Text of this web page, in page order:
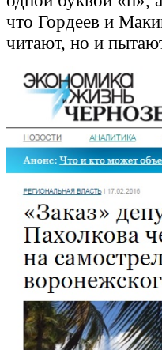
что Гордеев и
читают, но и